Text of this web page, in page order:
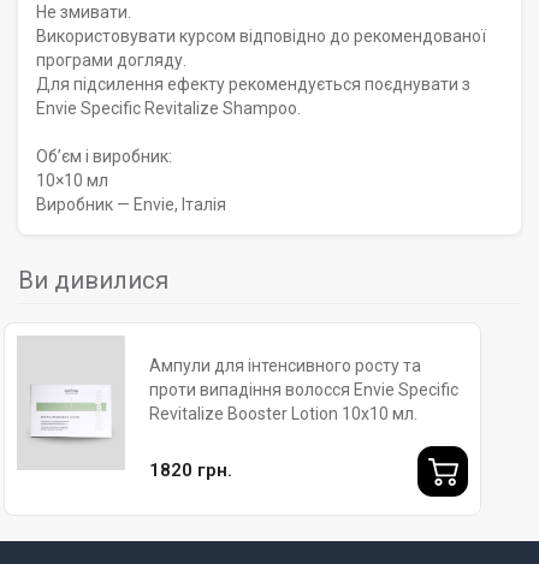
Не змивати.
Використовувати курсом відповідно до рекомендованої
програми догляду.
Для підсилення ефекту рекомендується поєднувати з
Envie Specific Revitalize Shampoo.
Обʼєм і виробник:
10×10 мл
Виробник — Envie, Італія
Ви дивилися
Ампули для інтенсивного росту та
проти випадіння волосся Envie Specific
Revitalize Booster Lotion 10x10 мл.
1820 грн.